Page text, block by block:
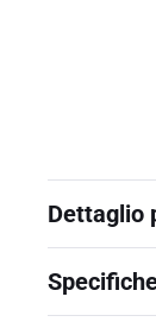
Dettaglio